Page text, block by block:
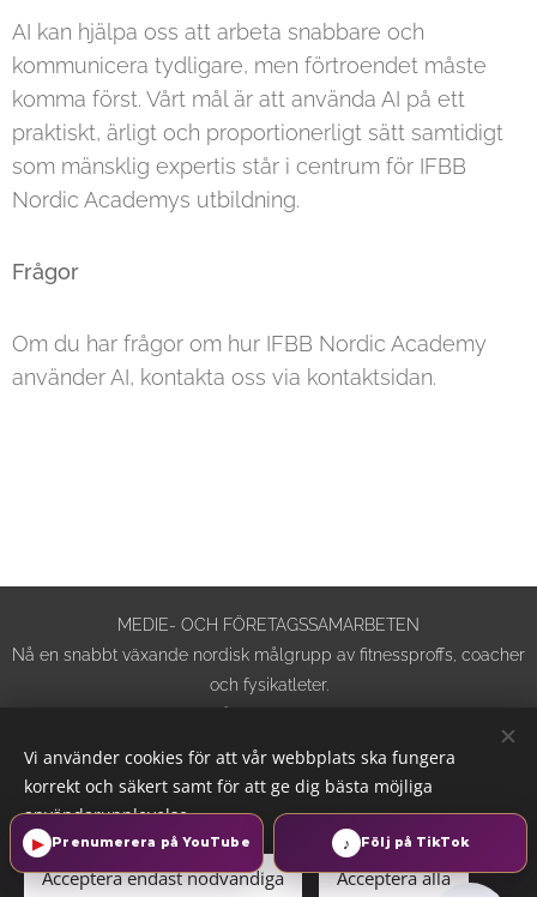
AI kan hjälpa oss att arbeta snabbare och
kommunicera tydligare, men förtroendet måste
komma först. Vårt mål är att använda AI på ett
praktiskt, ärligt och proportionerligt sätt samtidigt
som mänsklig expertis står i centrum för IFBB
Nordic Academys utbildning.
Frågor
Om du har frågor om hur IFBB Nordic Academy
använder AI, kontakta oss via kontaktsidan.
MEDIE- OCH FÖRETAGSSAMARBETEN
Nå en snabbt växande nordisk målgrupp av fitnessproffs, coacher
och fysikatleter.
Diskutera ett samarbete: info@ifbbacademynordic.com
Integritetsmeddelande·Cookie- och spårningspolicy
Användarvillkor för webbplatsen·Köp-, avboknings- och
Vi använder cookies för att vår webbplats ska fungera
korrekt och säkert samt för att ge dig bästa möjliga
användarupplevelse.
Acceptera endast nödvändiga Acceptera alla
▶ Prenumerera på YouTube ♪ Följ på TikTok